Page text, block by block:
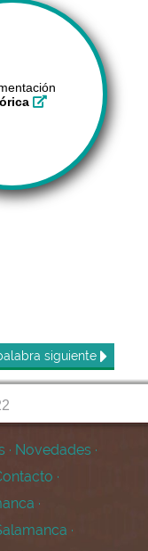
siguiente
· Novedades ·
·
·
·